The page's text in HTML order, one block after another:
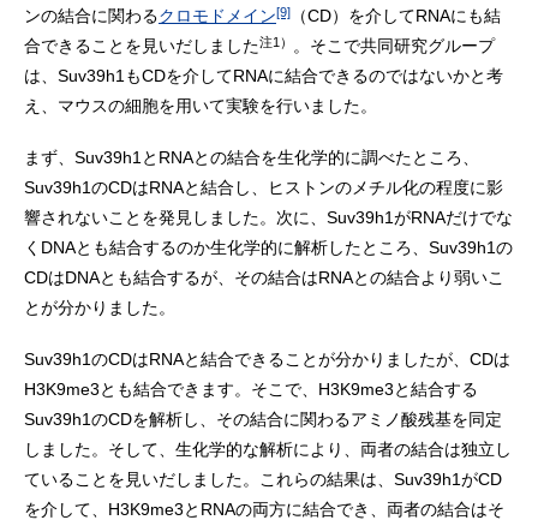
ンの結合に関わるクロモドメイン[9]
（CD）を介してRNAにも結
合できることを見いだしました注1）
。そこで共同研究グループ
は、Suv39h1もCDを介してRNAに結合できるのではないかと考
え、マウスの細胞を用いて実験を行いました。
まず、Suv39h1とRNAとの結合を生化学的に調べたところ、
Suv39h1のCDはRNAと結合し、ヒストンのメチル化の程度に影
響されないことを発見しました。次に、Suv39h1がRNAだけでな
くDNAとも結合するのか生化学的に解析したところ、Suv39h1の
CDはDNAとも結合するが、その結合はRNAとの結合より弱いこ
とが分かりました。
Suv39h1のCDはRNAと結合できることが分かりましたが、CDは
H3K9me3とも結合できます。そこで、H3K9me3と結合する
Suv39h1のCDを解析し、その結合に関わるアミノ酸残基を同定
しました。そして、生化学的な解析により、両者の結合は独立し
ていることを見いだしました。これらの結果は、Suv39h1がCD
を介して、H3K9me3とRNAの両方に結合でき、両者の結合はそ